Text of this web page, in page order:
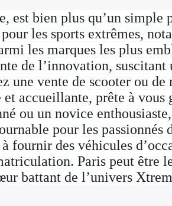
bien plus qu’un simple
les sports extrêmes,
les marques les plus
de l’innovation, suscitant
une vente de scooter ou de
accueillante, prête à vous
ou un novice
pour les passionnés
fournir des véhicules
Paris peut être
battant de l’univers